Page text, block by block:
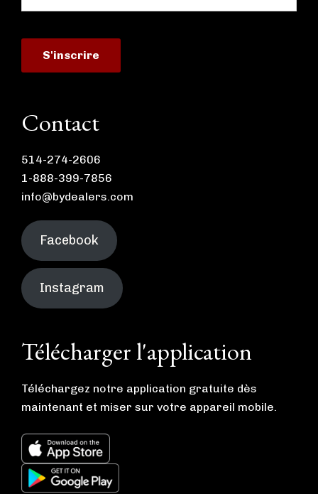
Contact
514-274-2606
1-888-399-7856
info@bydealers.com
Facebook
Instagram
Télécharger l'application
Téléchargez notre application gratuite dès
maintenant et miser sur votre appareil mobile.